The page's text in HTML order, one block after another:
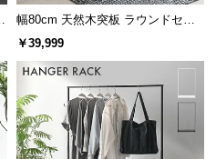
幅80cm 天然木突板 ラウンドセン
ターテーブル 美しい格子デザイン
￥39,999